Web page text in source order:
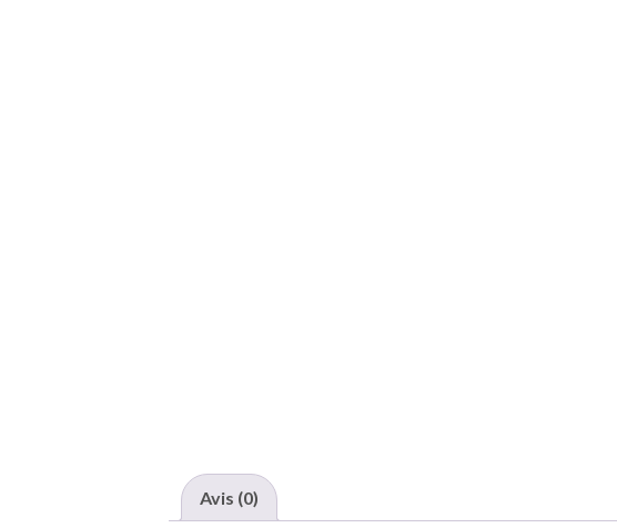
Avis (0)